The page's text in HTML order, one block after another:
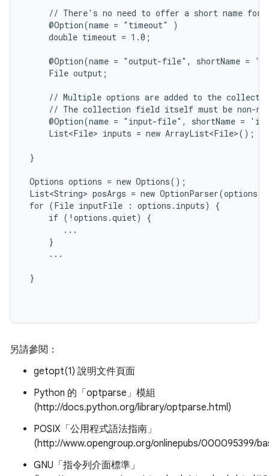
// There's no need to offer a short name for
     @Option(name = "timeout" )
     double timeout = 1.0;
@Option(name = "output-file", shortName =
     File output;
// Multiple options are added to the
// The collection field itself must be non-
@Option(name = "input-file", shortName =
     List<File> inputs = new ArrayList<File>();
}
Options options = new Options();
List<String> posArgs = new
for (File inputFile : options.inputs) {
     if (!options.quiet) {
        ...
     }
     ...
}
另請參閱：
getopt(1) 說明文件頁面
Python 的「optparse」模組
(http://docs.python.org/library/optparse.html)
POSIX「公用程式語法指南」
(http://www.opengroup.org/onlinepubs/000095399/
GNU「指令列介面標準」